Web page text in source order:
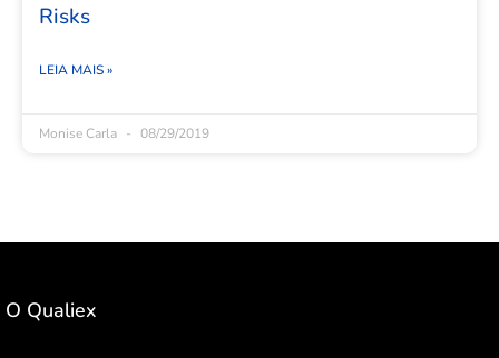
Risks
LEIA MAIS »
Monise Carla 08/29/2019
O Qualiex